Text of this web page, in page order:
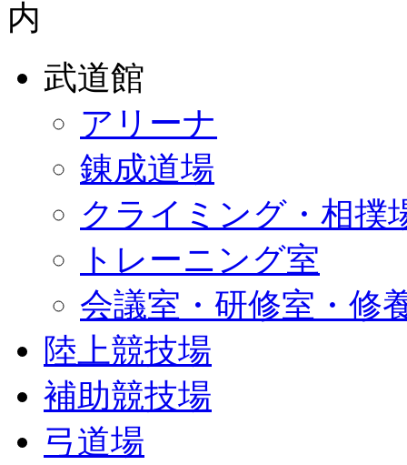
武道館
アリーナ
錬成道場
クライミング・相撲
トレーニング室
会議室・研修室・修
陸上競技場
補助競技場
弓道場